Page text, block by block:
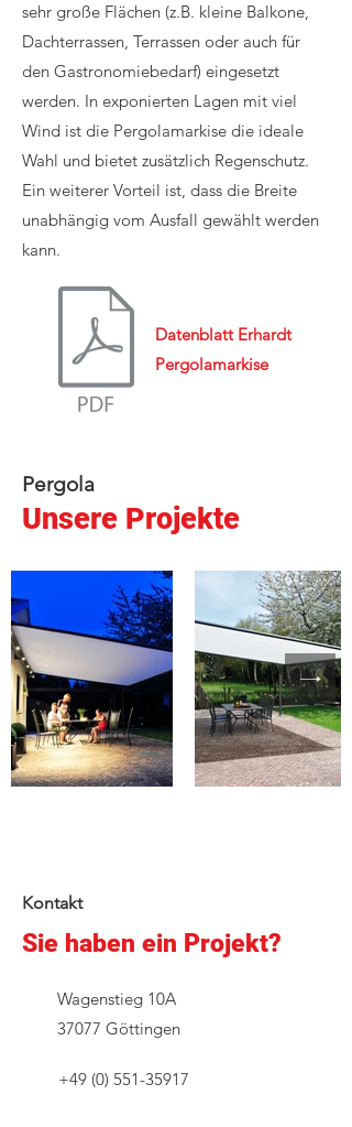
sehr große Flächen (z.B. kleine Balkone,
Dachterrassen, Terrassen oder auch für
den Gastronomiebedarf) eingesetzt
werden. In exponierten Lagen mit viel
Wind ist die Pergolamarkise die ideale
Wahl und bietet zusätzlich Regenschutz.
Ein weiterer Vorteil ist, dass die Breite
unabhängig vom Ausfall gewählt werden
kann.
Daten​blatt Erhardt
Pergolamarkise
Pergola
Unsere Projekte
Kontakt
Sie haben ein Projekt?
Wagenstieg 10A
37077 Göttingen
+49 (0) 551-35917